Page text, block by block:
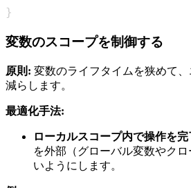
}
変数のスコープを制御する
原則: 変数のライフタイムを狭めて
減らします。
最適化手法:
ローカルスコープ内で操作を完
を外部（グローバル変数やク
いようにします。